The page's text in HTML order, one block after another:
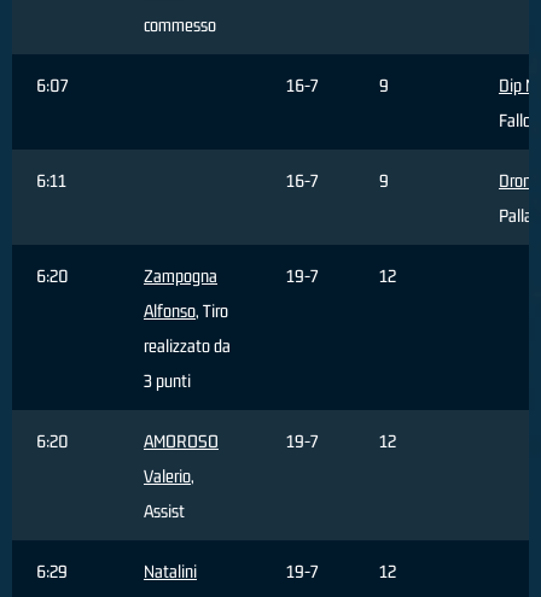
commesso
6:07 16-7 9
Dip
Fallo
6:11 16-7 9
Dron
Palla
6:20
Zampogna
Alfonso, Tiro
realizzato da
3 punti
19-7 12
6:20
AMOROSO
Valerio,
Assist
19-7 12
6:29
Natalini
19-7 12